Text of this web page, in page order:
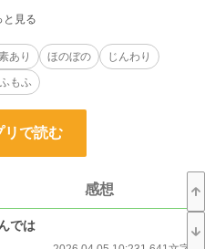
飲める』ように加工して様々な商品が
に切り盛りするもふもふＡＩが温泉水
あり ほのぼの
じんわり
もふ
リで読む
感想
では